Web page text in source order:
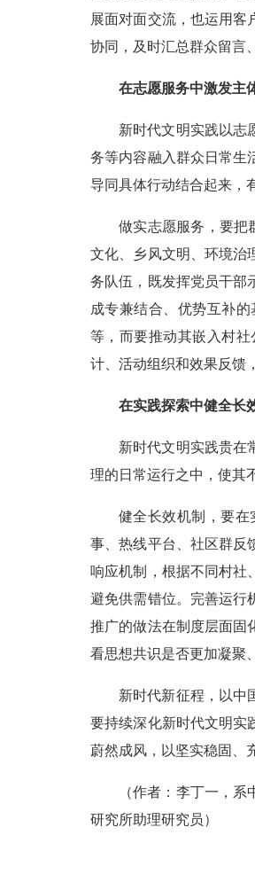
展面对面交流，也运用客
协同，及时汇总群众留言
在志愿服务中激发主
新时代文明实践以志
务等内容融入群众日常生
导同具体行动结合起来，
做实志愿服务，要把
文化、乡风文明、环境治
务队伍，既发挥党员干部
成专兼结合、优势互补
等，而要推动其嵌入村
计、活动组织和效果反馈
在实践探索中健全长
新时代文明实践贵在
理的日常运行之中，使其
健全长效机制，要
事、热线平台、社区群反
响应机制，根据不同村社
避免供需错位。完善运行
推广的做法在制度层面固
看思想共识是否更加凝聚
新时代新征程，以中
要持续深化新时代文明实
蔚然成风，以坚实稳固、
（作者：李丁一，
研究所助理研究员）